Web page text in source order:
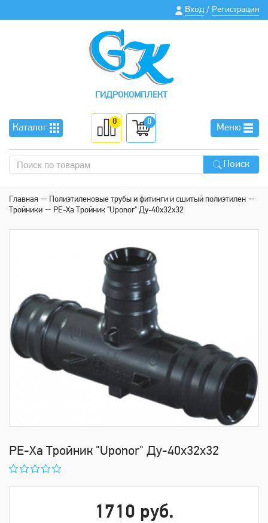
Вход / Регистрация
ГИДРОКОМПЛЕКТ
Каталог
0 0
Меню
Поиск
Главная
Полиэтиленовые трубы и фитинги и сшитый полиэтилен
Тройники
РЕ-Ха Тройник "Uponor" Ду-40х32х32
РЕ-Ха Тройник "Uponor" Ду-40х32х32
1710 руб.